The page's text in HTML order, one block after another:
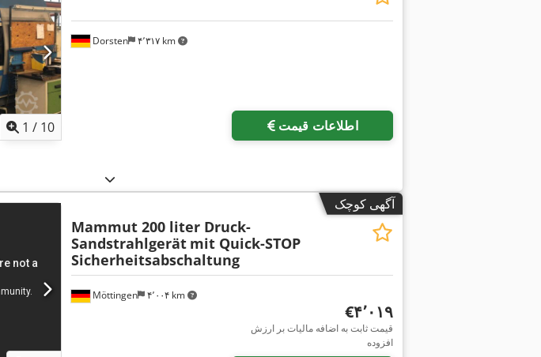
1 / 10
Dorsten ۴٬۳۱۷ km
اطلاعات قیمت
آگهی کوچک
Möttingen ۴٬۰۰۴ km
Mammut 200 liter Druck-
Sandstrahlgerät mit Quick-STOP
Sicherheitsabschaltung
‎€۴٬۰۱۹
قیمت ثابت به اضافه مالیات بر ارزش
افزوده